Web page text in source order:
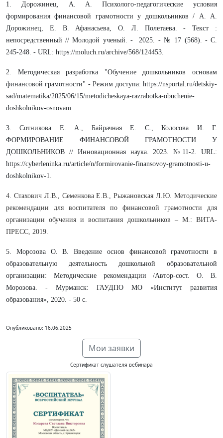
1. Дорожинец, А. А. Психолого-педагогические условия
формирования финансовой грамотности у дошкольников / А. А.
Дорожинец, Е. В. Афанасьева, О. Л. Полетаева. - Текст :
непосредственный // Молодой ученый. - 2025. - № 17 (568). - С.
245-248. - URL: https://moluch.ru/archive/568/124453.
2. Методическая разработка "Обучение дошкольников основам
финансовой грамотности" - Режим доступа: https://nsportal.ru/detskiy-
sad/matematika/2025/06/15/metodicheskaya-razrabotka-obuchenie-
doshkolnikov-osnovam
3. Сотникова Е. А., Байрачная Е. С., Колосова И. Г.
ФОРМИРОВАНИЕ ФИНАНСОВОЙ ГРАМОТНОСТИ У
ДОШКОЛЬНИКОВ // Инновационная наука. 2023. №11-2. URL:
https://cyberleninka.ru/article/n/formirovanie-finansovoy-gramotnosti-u-
doshkolnikov-1.
4. Стахович Л.В., Семенкова Е.В., Рыжановская Л.Ю. Методические
рекомендации для воспитателя по финансовой грамотности для
организации обучения и воспитания дошкольников – М.: ВИТА-
ПРЕСС, 2019.
5. Морозова О. В. Введение основ финансовой грамотности в
образовательную деятельность дошкольной образовательной
организации: Методические рекомендации /Автор-сост. О. В.
Морозова. - Мурманск: ГАУДПО МО «Институт развития
образования», 2020. - 50 с.
Опубликовано: 16.06.2025
Мои заявки
Сертификат слушателя вебинара